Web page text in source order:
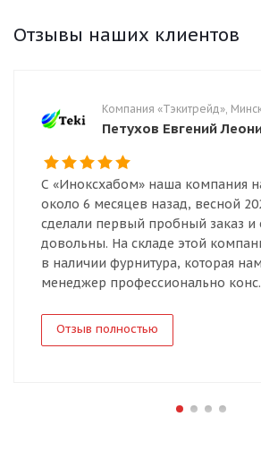
Отзывы наших клиентов
Компания «Тэкитрейд»,
Петухов Евгений
С «Иноксхабом» наша компания
около 6 месяцев назад, весной
сделали первый пробный заказ и
довольны. На складе этой
в наличии фурнитура, которая
менеджер профессионально
Отзыв полностью